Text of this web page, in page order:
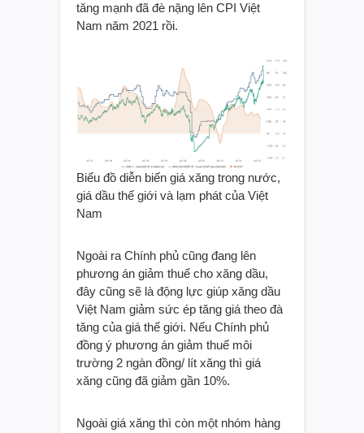
tăng mạnh đã đè nặng lên CPI Việt
Nam năm 2021 rồi.
Biểu đồ diễn biến giá xăng trong nước,
giá dầu thế giới và lạm phát của Việt
Nam
Ngoài ra Chính phủ cũng đang lên
phương án giảm thuế cho xăng dầu,
đây cũng sẽ là động lực giúp xăng dầu
Việt Nam giảm sức ép tăng giá theo đà
tăng của giá thế giới. Nếu Chính phủ
đồng ý phương án giảm thuế môi
trường 2 ngàn đồng/ lít xăng thì giá
xăng cũng đã giảm gần 10%.
Ngoài giá xăng thì còn một nhóm hàng